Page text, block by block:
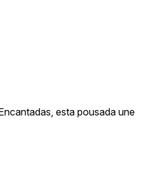
esta pousada une